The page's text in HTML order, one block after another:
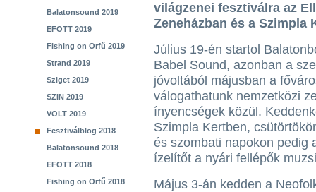
Balatonsound 2019
EFOTT 2019
Fishing on Orfű 2019
Strand 2019
Sziget 2019
SZIN 2019
VOLT 2019
Fesztiválblog 2018
Balatonsound 2018
EFOTT 2018
Fishing on Orfű 2018
világzenei fesztiválra az
Zeneházban és a Szimpla
Július 19-én startol
Babel Sound, azonban a
jóvoltából májusban a
válogathatunk nemzetközi
ínyencségek közül.
Szimpla Kertben,
és szombati napokon pedig
ízelítőt a nyári fellépők
Május 3-án kedden a